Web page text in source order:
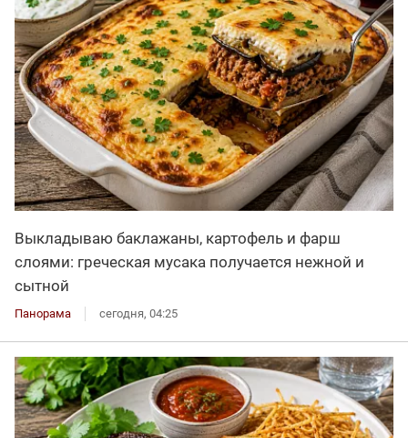
Выкладываю баклажаны, картофель и фарш
слоями: греческая мусака получается нежной и
сытной
Панорама сегодня, 04:25